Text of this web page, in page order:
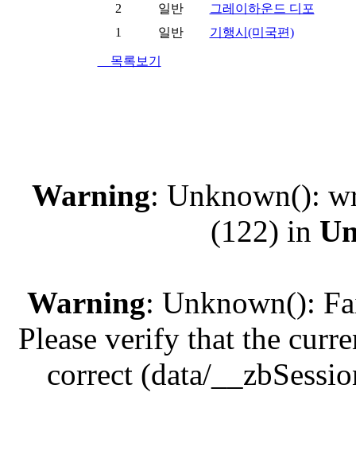
2
일반
그레이하운드 디포
1
일반 기행시(미국편)
목록보기
Warning: Unknown():
(122) in
Warning: Unknown():
Please verify that the
correct (data/